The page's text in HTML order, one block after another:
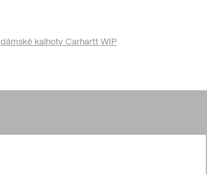
dámské kalhoty Carhartt WIP